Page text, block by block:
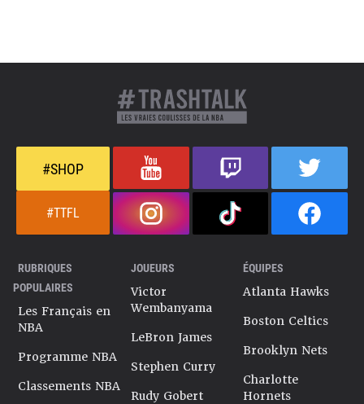
#SHOP
#TTFL
RUBRIQUES
POPULAIRES
Les Français en
NBA
Programme NBA
Classements NBA
JOUEURS
Victor
Wembanyama
LeBron James
Stephen Curry
Rudy Gobert
ÉQUIPES
Atlanta Hawks
Boston Celtics
Brooklyn Nets
Charlotte
Hornets